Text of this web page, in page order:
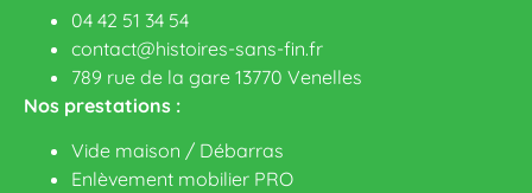
04 42 51 34 54
contact@histoires-sans-fin.fr
789 rue de la gare 13770 Venelles
Nos prestations :
Vide maison / Débarras
Enlèvement mobilier PRO